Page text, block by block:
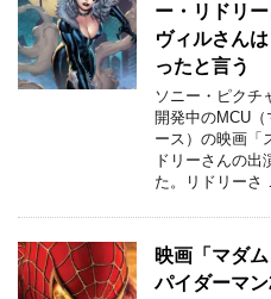
ー・リドリ
ヴィルさん
ったと言う
ソニー・ピクチ
開発中のMCU
ース）の映画「
ドリーさんの
た。リドリーさ
映画「マダ
パイダーマ